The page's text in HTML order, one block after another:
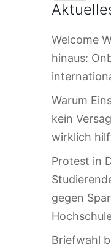
Welcome
hinaus:
Warum
kein
wirklich
Protest in
gegen
Briefwahl